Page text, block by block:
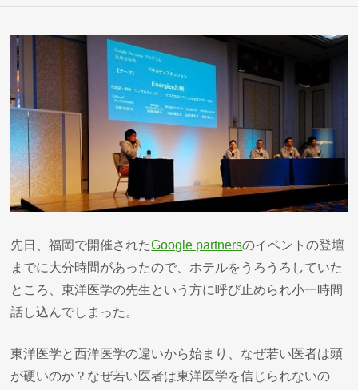
先日、福岡で開催されたGoogle partnersのイベントの登壇
までに大分時間があったので、ホテルをうろうろしていた
ところ、東洋医学の先生という方に呼び止められ小一時間
話し込んでしまった。
東洋医学と西洋医学の違いから始まり、なぜ若い医者は頭
が硬いのか？なぜ若い医者は東洋医学を信じられないの